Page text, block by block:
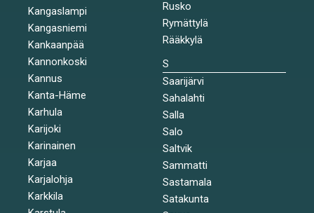
Kangaslampi
Kangasniemi
Kankaanpää
Kannonkoski
Kannus
Kanta-Häme
Karhula
Karijoki
Karinainen
Karjaa
Karjalohja
Karkkila
Rusko
Rymättylä
Rääkkylä
S
Saarijärvi
Sahalahti
Salla
Salo
Saltvik
Sammatti
Sastamala
Satakunta